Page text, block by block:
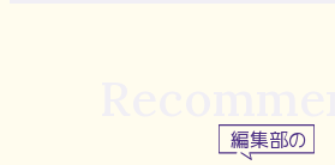
編集部の